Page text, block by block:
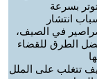
بسرعة
انتشار
في الصيف،
الطرق للقضاء
تتغلب على الملل